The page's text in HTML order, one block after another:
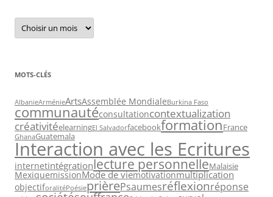
Archives
MOTS-CLÉS
AlbanieArménieArtsAssemblée MondialeBurkina Faso
communautéconsultationcontextualization
créativitéelearningEl SalvadorfacebookformationFrance
GhanaGuatemala
Interaction avec les Ecritures
internetintégrationlecture personnelleMalaisie
MexiquemissionMode de viemotivationmultiplication
objectiforalitéPoésieprièrePsaumesréflexionréponse